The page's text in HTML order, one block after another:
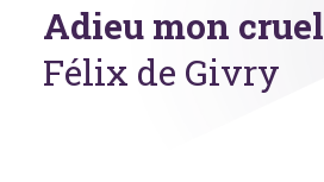
Adieu mon cruel
Félix de Givry